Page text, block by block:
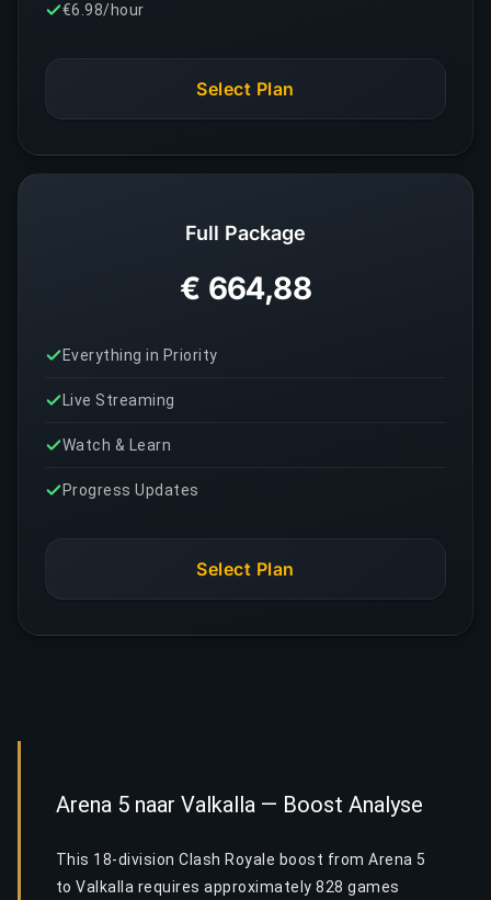
€6.98/hour
Select Plan
Full Package
€ 664,88
Everything in Priority
Live Streaming
Watch & Learn
Progress Updates
Select Plan
Arena 5 naar Valkalla — Boost Analyse
This 18-division Clash Royale boost from Arena 5
to Valkalla requires approximately 828 games